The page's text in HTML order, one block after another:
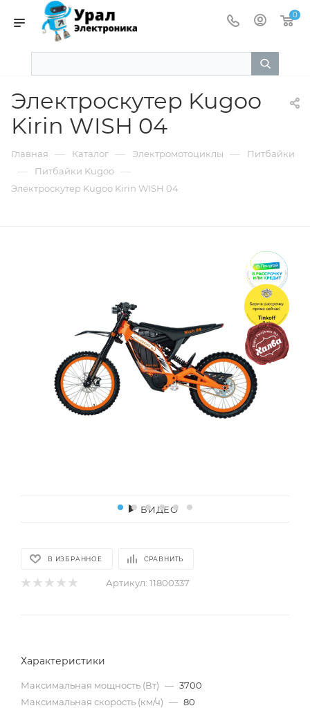
0
Электроскутер Kugoo
Kirin WISH 04
Главная — Каталог — Электромотоциклы — Питбайки
— Питбайки Kugoo —
Электроскутер Kugoo Kirin WISH 04
ВИДЕО
В ИЗБРАННОЕ СРАВНИТЬ
Артикул: 11800337
Характеристики
Максимальная мощность (Вт) — 3700
Максимальная скорость (км/ч) — 80